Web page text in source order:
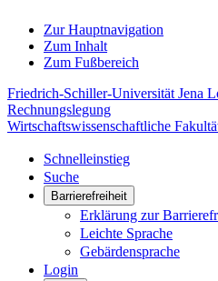
Zur Hauptnavigation
Zum Inhalt
Zum Fußbereich
Friedrich-Schiller-Universität Jena
Rechnungslegung
Wirtschaftswissenschaftliche
Schnelleinstieg
Suche
Barrierefreiheit
Erklärung zur
Leichte Sprache
Gebärdensprache
Login